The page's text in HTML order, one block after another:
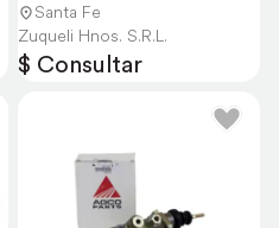
Santa Fe
Zuqueli Hnos. S.R.L.
$ Consultar